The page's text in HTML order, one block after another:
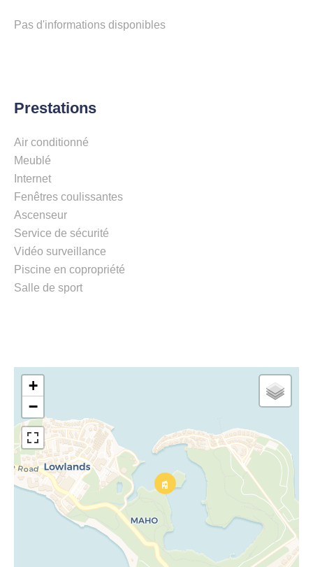
Pas d'informations disponibles
Prestations
Air conditionné
Meublé
Internet
Fenêtres coulissantes
Ascenseur
Service de sécurité
Vidéo surveillance
Piscine en copropriété
Salle de sport
+
−